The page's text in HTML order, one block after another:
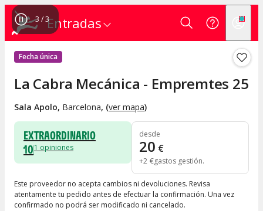
Entradas
1 /3
Fecha única
La Cabra Mecánica - Empremtes 25
Sala Apolo, Barcelona, (ver mapa)
EXTRAORDINARIO
101 opiniones
desde
20 €
+2 €gastos gestión
Este proveedor no acepta cambios ni devoluciones. Revisa
atentamente tu pedido antes de efectuar la confirmación. Una vez
confirmado no podrá ser modificado ni cancelado.